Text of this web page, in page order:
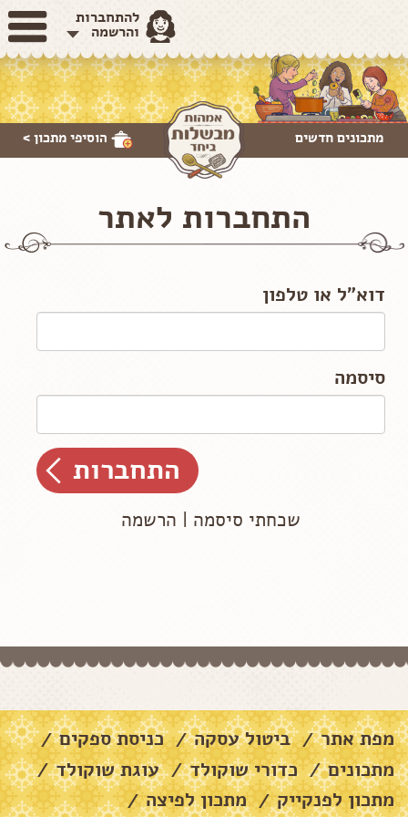
להתחברות
והרשמה
הוסיפי מתכון > מתכונים חדשים
התחברות לאתר
דוא"ל או טלפון
סיסמה
שכחתי סיסמה | הרשמה
מפת אתר / ביטול עסקה / כניסת ספקים /
מתכונים / כדורי שוקולד / עוגת שוקולד /
מתכון לפנקייק / מתכון לפיצה /